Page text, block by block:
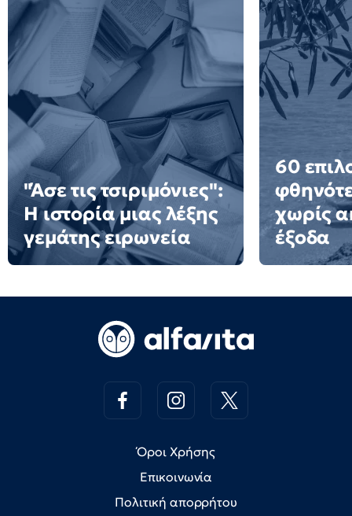
"Άσε τις τσιριμόνιες":
Η ιστορία μιας λέξης
γεμάτης ειρωνεία
60
χωρίς
έξοδα
Όροι Χρήσης
Επικοινωνία
Πολιτική απορρήτου